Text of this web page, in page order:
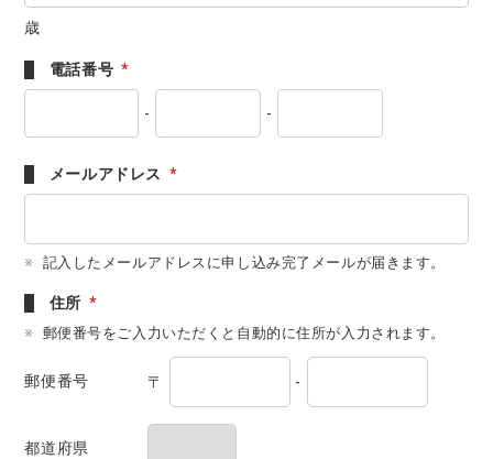
歳
電話番号 *
- -
メールアドレス *
記入したメールアドレスに申し込み完了メールが届きます。
住所 *
郵便番号をご入力いただくと自動的に住所が入力されます。
郵便番号 〒 -
都道府県